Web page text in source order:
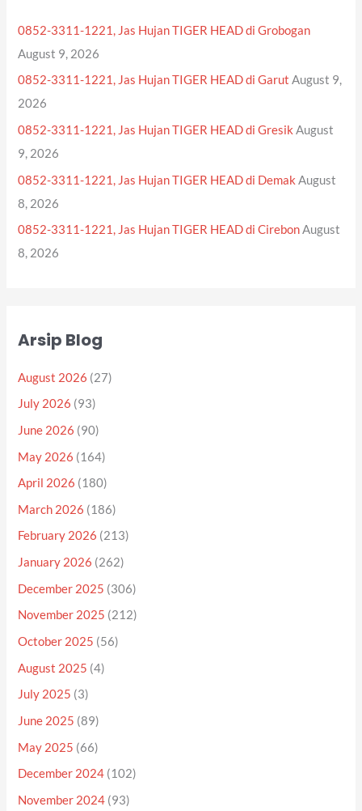
0852-3311-1221, Jas Hujan TIGER HEAD di Grobogan
August 9, 2026
0852-3311-1221, Jas Hujan TIGER HEAD di Garut August 9,
2026
0852-3311-1221, Jas Hujan TIGER HEAD di Gresik August
9, 2026
0852-3311-1221, Jas Hujan TIGER HEAD di Demak August
8, 2026
0852-3311-1221, Jas Hujan TIGER HEAD di Cirebon August
8, 2026
Arsip Blog
August 2026 (27)
July 2026 (93)
June 2026 (90)
May 2026 (164)
April 2026 (180)
March 2026 (186)
February 2026 (213)
January 2026 (262)
December 2025 (306)
November 2025 (212)
October 2025 (56)
August 2025 (4)
July 2025 (3)
June 2025 (89)
May 2025 (66)
December 2024 (102)
November 2024 (93)